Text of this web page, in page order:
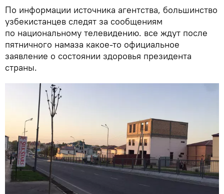
По информации источника агентства, большинство
узбекистанцев следят за сообщениям
по национальному телевидению. все ждут после
пятничного намаза какое-то официальное
заявление о состоянии здоровья президента
страны.